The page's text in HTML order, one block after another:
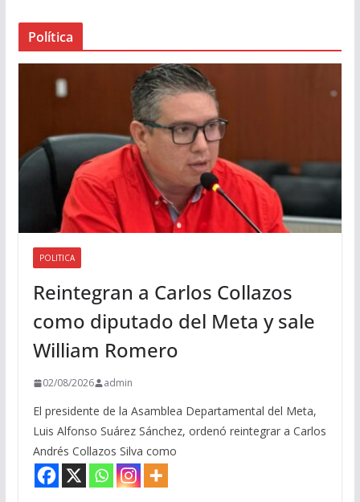
Política
POLITICA
Reintegran a Carlos Collazos
como diputado del Meta y sale
William Romero
02/08/2026 admin
El presidente de la Asamblea Departamental del Meta,
Luis Alfonso Suárez Sánchez, ordenó reintegrar a Carlos
Andrés Collazos Silva como